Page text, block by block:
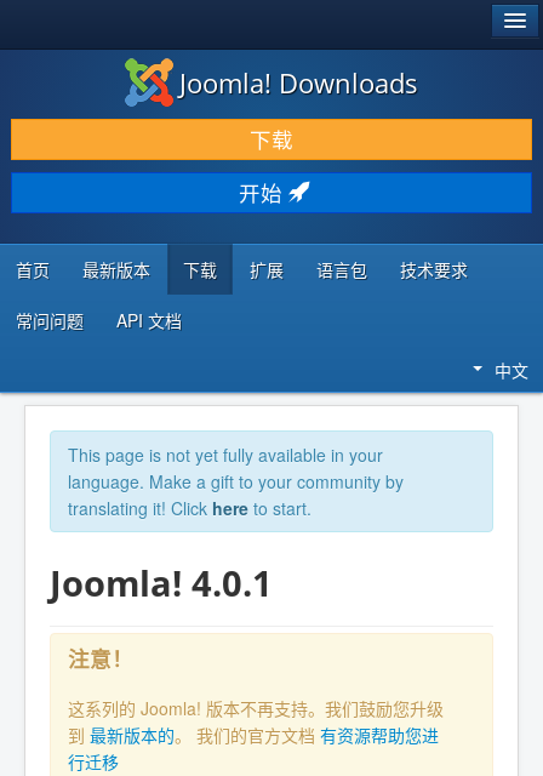
下载 & 扩展
发现 & 学习
社区 & 支持
开发者资源
Joomla! Downloads
下载
开始
首页 最新版本 下载 扩展 语言包 技术要求
常问问题 API 文档
中文
This page is not yet fully available in your
language. Make a gift to your community by
translating it! Click here to start.
Joomla! 4.0.1
注意！
这系列的 Joomla! 版本不再支持。我们鼓励您升级
到 最新版本的。 我们的官方文档 有资源帮助您进
行迁移